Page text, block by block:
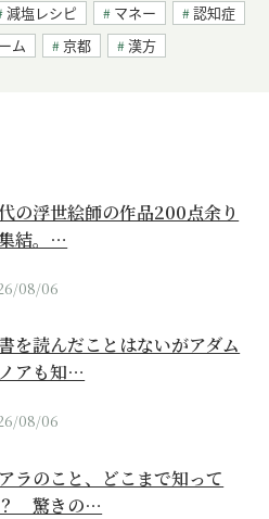
減塩レシピ マネー
認知症
ム 京都 漢方
の浮世絵師の作品200点余り
結。…
08/06
を読んだことはないがアダム
アも知…
08/06
ラのこと、どこまで知って
驚きの…